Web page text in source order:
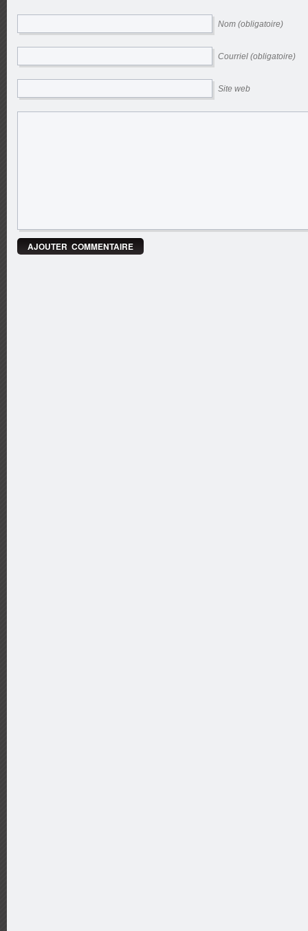
Nom (obligatoire)
Courriel (obligatoire)
Site web